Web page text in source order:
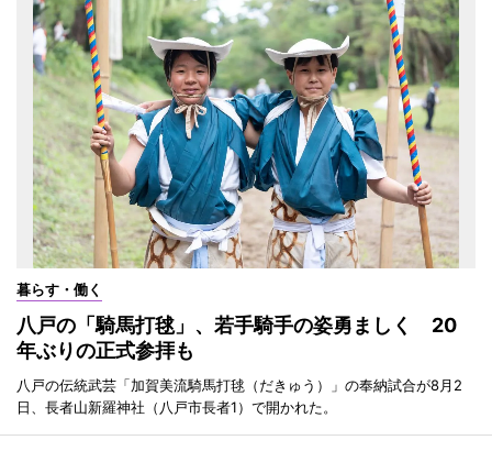
暮らす・働く
八戸の「騎馬打毬」、若手騎手の姿勇ましく 20
年ぶりの正式参拝も
八戸の伝統武芸「加賀美流騎馬打毬（だきゅう）」の奉納試合が8月2
日、長者山新羅神社（八戸市長者1）で開かれた。